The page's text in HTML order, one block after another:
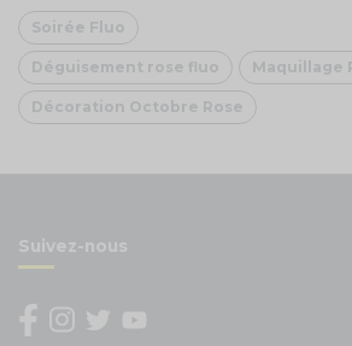
Soirée Fluo
Déguisement rose fluo Maquillage
Décoration Octobre Rose
Suivez-nous